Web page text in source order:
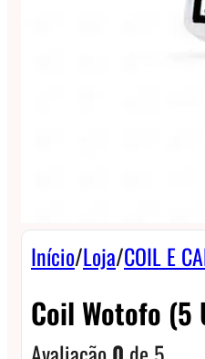
Início/Loja/COIL E
Coil Wotofo (5